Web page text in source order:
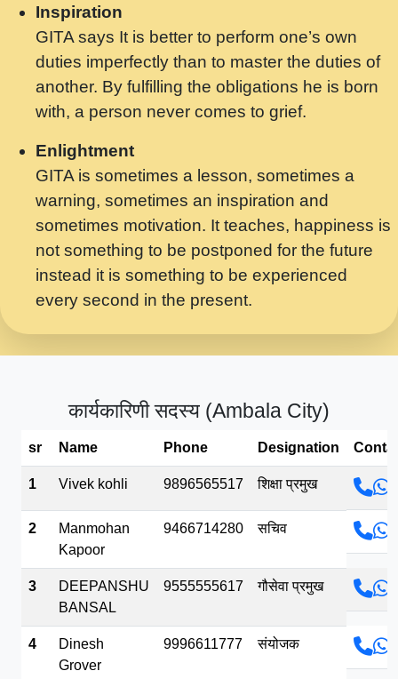
Saawariya.mp3
मर गनय न अपरध लडडल शर रध.... Shri
ravinandan shastri ji maharaj.mp3
मेरे मन हरी का ध्यान लगा - भजन भाव - 2018 -
Rishikesh - Swami Gyananand Ji
Maharaj.mp3
यह हसरत तलब ह नकज कमर Yahi Hasraten
Talab Hai Bhav Pravah #bhajan.mp3
लडल ज बल ल क ज न लग Sadhvi Purnima Ji
7.9.2021 जवल नगर दलल #बसर.mp3
सख भ मझ पयर ह दख भ मझ पयर ह!छड म कस दत
सपरहट भजन 2021 - तर अखय ह जद भर बहर ज म
सपरहट शयम भजन - जय जय शयम जय जय शयम
भव.mp3
Inspiration
GITA says It is better to perform one’s own
duties imperfectly than to master the duties of
another. By fulfilling the obligations he is born
with, a person never comes to grief.
Enlightment
GITA is sometimes a lesson, sometimes a
warning, sometimes an inspiration and
sometimes motivation. It teaches, happiness is
not something to be postponed for the future
instead it is something to be experienced
every second in the present.
कार्यकारिणी सदस्य (Ambala City)
sr Name Phone Designation
1 Vivek kohli 9896565517 शिक्षा प्रमुख
2
Manmohan
Kapoor
9466714280 सचिव
3
DEEPANSHU
BANSAL
9555555617 गौसेवा प्रमुख
4
Dinesh
Grover
9996611777 संयोजक